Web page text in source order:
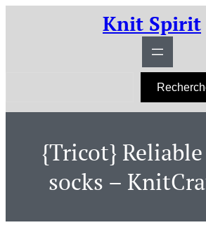
Knit Spirit
h
{Tricot}
socks –